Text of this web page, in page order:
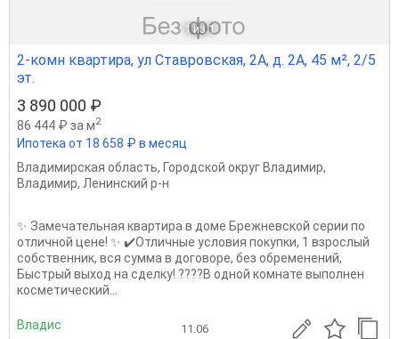
1 из 1
2-комн квартира, ул Ставровская, 2А, д. 2А, 45 м², 2/5
эт.
3 890 000 ₽
86 444 ₽ за м2
Ипотека от 18 658 ₽ в месяц
Владимирская область, Городской округ Владимир,
Владимир, Ленинский р-н
✨ Замечательная квартира в доме Брежневской серии по
отличной цене! ✨ ✔️Отличные условия покупки, 1 взрослый
собственник, вся сумма в договоре, без обременений,
Быстрый выход на сделку! ????В одной комнате выполнен
косметический...
Владис 11.06